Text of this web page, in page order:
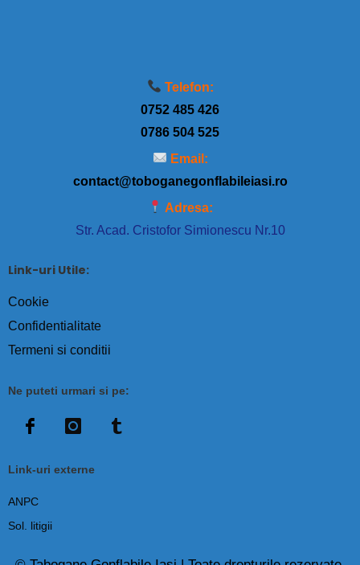
Telefon:
0752 485 426
0786 504 525
Email:
contact@toboganegonflabileiasi.ro
Adresa:
Str. Acad. Cristofor Simionescu Nr.10
Link-uri Utile:
Cookie
Confidentialitate
Termeni si conditii
Ne puteti urmari si pe:
Link-uri externe
ANPC
Sol. litigii